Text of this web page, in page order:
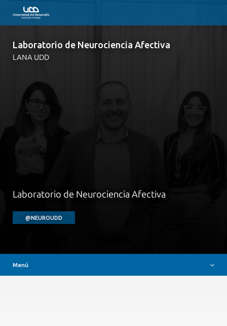
Laboratorio de Neurociencia Afectiva
LANA UDD
Laboratorio de Neurociencia Afectiva
@NEUROUDD
Menú
Neurofenomenología
Contacto